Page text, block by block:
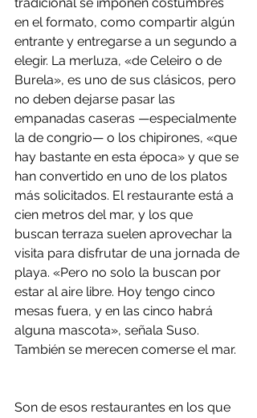
en el formato, como compartir algún
entrante y entregarse a un segundo a
elegir. La merluza, «de Celeiro o de
Burela», es uno de sus clásicos, pero
no deben dejarse pasar las
empanadas caseras —especialmente
la de congrio— o los chipirones, «que
hay bastante en esta época» y que se
han convertido en uno de los platos
más solicitados. El restaurante está a
cien metros del mar, y los que
buscan terraza suelen aprovechar la
visita para disfrutar de una jornada de
playa. «Pero no solo la buscan por
estar al aire libre. Hoy tengo cinco
mesas fuera, y en las cinco habrá
alguna mascota», señala Suso.
También se merecen comerse el mar.
Son de esos restaurantes en los que